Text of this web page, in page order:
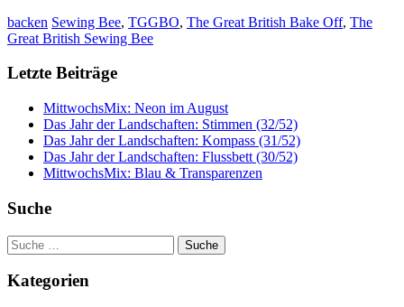
backen Sewing Bee, TGGBO, The Great British Bake Off, The
Great British Sewing Bee
Letzte Beiträge
MittwochsMix: Neon im August
Das Jahr der Landschaften: Stimmen (32/52)
Das Jahr der Landschaften: Kompass (31/52)
Das Jahr der Landschaften: Flussbett (30/52)
MittwochsMix: Blau & Transparenzen
Suche
Suche
nach:
Kategorien